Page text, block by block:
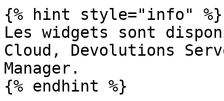
{% hint style="info" %}
Les widgets sont
Cloud, Devolutions
Manager.
{% endhint %}